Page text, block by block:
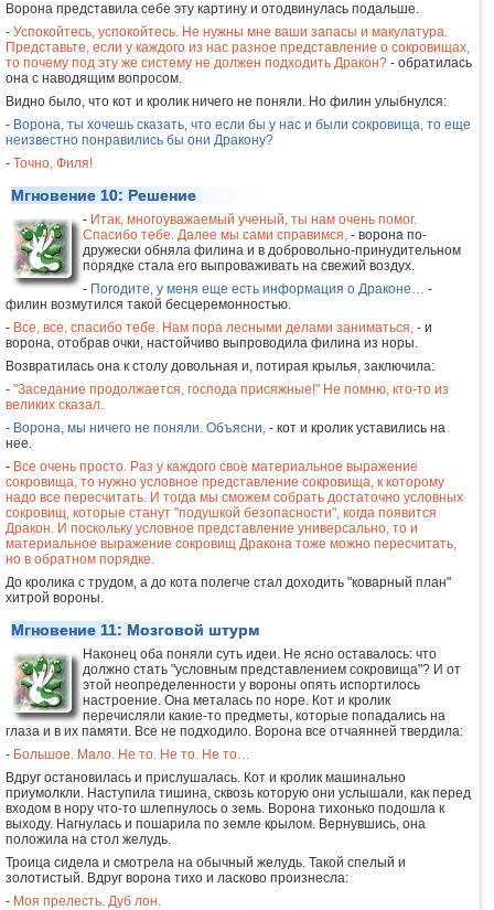
Ворона представила себе эту картину и отодвинулась подальше.
- Успокойтесь, успокойтесь. Не нужны мне ваши запасы и макулатура.
Представьте, если у каждого из нас разное представление о сокровищах,
то почему под эту же систему не должен подходить Дракон? - обратилась
она с наводящим вопросом.
Видно было, что кот и кролик ничего не поняли. Но филин улыбнулся:
- Ворона, ты хочешь сказать, что если бы у нас и были сокровища, то еще
неизвестно понравились бы они Дракону?
- Точно, Филя!
Мгновение 10: Решение
- Итак, многоуважаемый ученый, ты нам очень помог.
Спасибо тебе. Далее мы сами справимся, - ворона по-
дружески обняла филина и в добровольно-принудительном
порядке стала его выпроваживать на свежий воздух.
- Погодите, у меня еще есть информация о Драконе… -
филин возмутился такой бесцеремонностью.
- Все, все, спасибо тебе. Нам пора лесными делами заниматься, - и
ворона, отобрав очки, настойчиво выпроводила филина из норы.
Возвратилась она к столу довольная и, потирая крылья, заключила:
- "Заседание продолжается, господа присяжные!" Не помню, кто-то из
великих сказал.
- Ворона, мы ничего не поняли. Объясни, - кот и кролик уставились на
нее.
- Все очень просто. Раз у каждого свое материальное выражение
сокровища, то нужно условное представление сокровища, к которому
надо все пересчитать. И тогда мы сможем собрать достаточно условных
сокровищ, которые станут "подушкой безопасности", когда появится
Дракон. И поскольку условное представление универсально, то и
материальное выражение сокровищ Дракона тоже можно пересчитать,
но в обратном порядке.
До кролика с трудом, а до кота полегче стал доходить "коварный план"
хитрой вороны.
Мгновение 11: Мозговой штурм
Наконец оба поняли суть идеи. Не ясно оставалось: что
должно стать "условным представлением сокровища"? И от
этой неопределенности у вороны опять испортилось
настроение. Она металась по норе. Кот и кролик
перечисляли какие-то предметы, которые попадались на
глаза и в их памяти. Все не подходило. Ворона все отчаянней твердила:
- Большое. Мало. Не то. Не то. Не то…
Вдруг остановилась и прислушалась. Кот и кролик машинально
приумолкли. Наступила тишина, сквозь которую они услышали, как перед
входом в нору что-то шлепнулось о земь. Ворона тихонько подошла к
выходу. Нагнулась и пошарила по земле крылом. Вернувшись, она
положила на стол желудь.
Троица сидела и смотрела на обычный желудь. Такой спелый и
золотистый. Вдруг ворона тихо и ласково произнесла:
- Моя прелесть. Дуб лон.